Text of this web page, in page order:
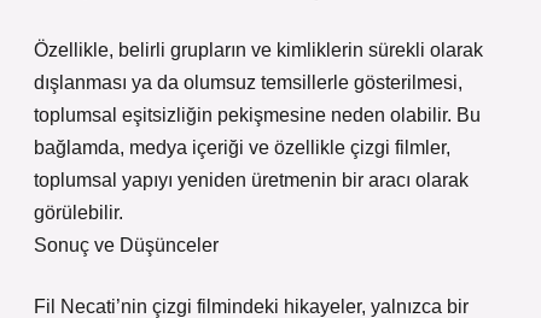
Özellikle, belirli grupların ve kimliklerin sürekli olarak
dışlanması ya da olumsuz temsillerle gösterilmesi,
toplumsal eşitsizliğin pekişmesine neden olabilir. Bu
bağlamda, medya içeriği ve özellikle çizgi filmler,
toplumsal yapıyı yeniden üretmenin bir aracı olarak
görülebilir.
Sonuç ve Düşünceler
Fil Necati’nin çizgi filmindeki hikayeler, yalnızca bir